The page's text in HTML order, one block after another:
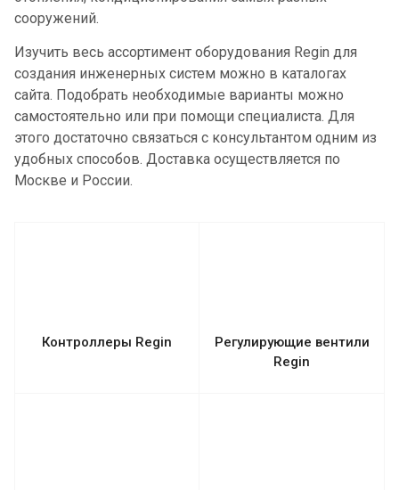
сооружений.
Изучить весь ассортимент оборудования Regin для
создания инженерных систем можно в каталогах
сайта. Подобрать необходимые варианты можно
самостоятельно или при помощи специалиста. Для
этого достаточно связаться с консультантом одним из
удобных способов. Доставка осуществляется по
Москве и России.
Контроллеры Regin
Регулирующие вентили
Regin